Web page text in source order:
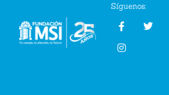
Síguenos: